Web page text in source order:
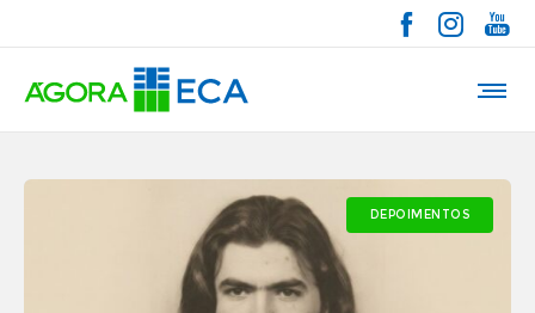
DEPOIMENTOS